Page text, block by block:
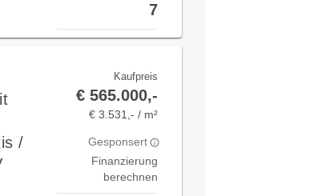
7
/
Kaufpreis
€ 565.000,-
€ 3.531,- / m²
Gesponsert
Finanzierung
berechnen